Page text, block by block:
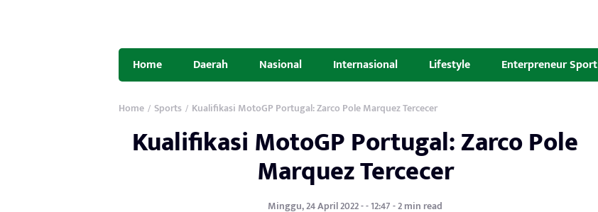
Home Daerah Nasional Internasional Lifestyle Enterpreneur Sport
Home / Sports / Kualifikasi MotoGP Portugal: Zarco Pole Marquez Tercecer
Kualifikasi MotoGP Portugal: Zarco Pole
Marquez Tercecer
Minggu, 24 April 2022 - - 12:47 - 2 min read